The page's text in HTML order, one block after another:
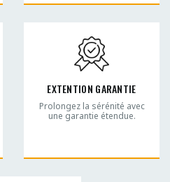
EXTENTION GARANTIE
Prolongez la sérénité avec
une garantie étendue.